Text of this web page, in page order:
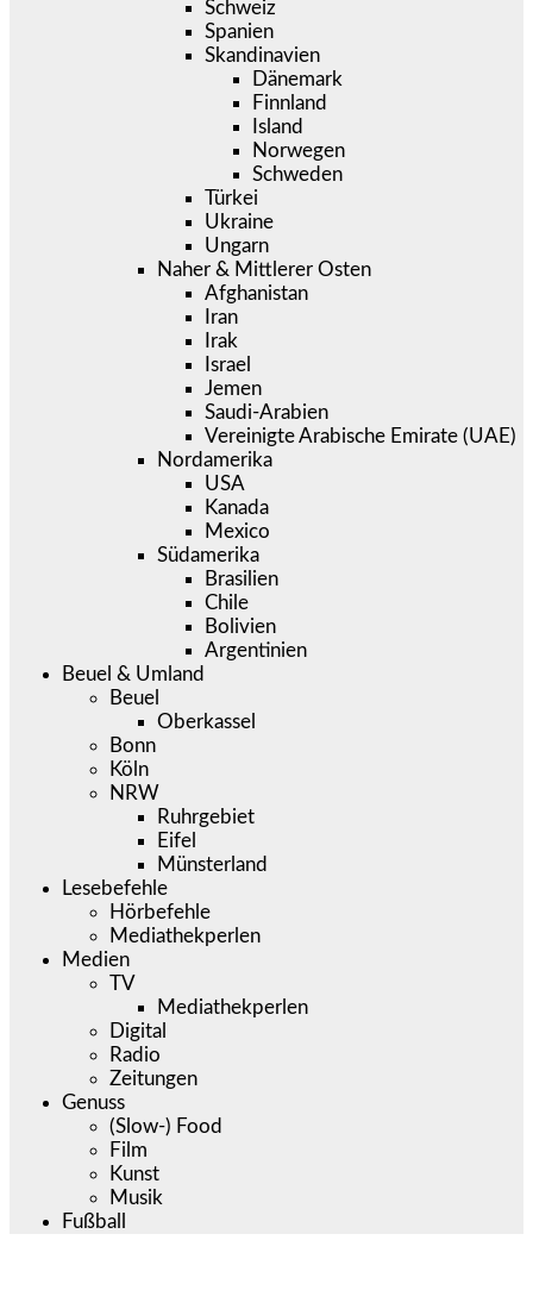
Schweiz
Spanien
Skandinavien
Dänemark
Finnland
Island
Norwegen
Schweden
Türkei
Ukraine
Ungarn
Naher & Mittlerer Osten
Afghanistan
Iran
Irak
Israel
Jemen
Saudi-Arabien
Vereinigte Arabische Emirate (UAE)
Nordamerika
USA
Kanada
Mexico
Südamerika
Brasilien
Chile
Bolivien
Argentinien
Beuel & Umland
Beuel
Oberkassel
Bonn
Köln
NRW
Ruhrgebiet
Eifel
Münsterland
Lesebefehle
Hörbefehle
Mediathekperlen
Medien
TV
Mediathekperlen
Digital
Radio
Zeitungen
Genuss
(Slow-) Food
Film
Kunst
Musik
Fußball